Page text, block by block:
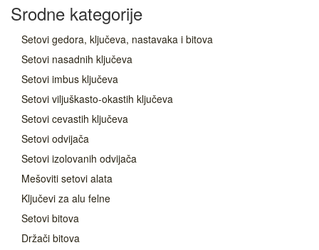
Srodne kategorije
Setovi gedora, ključeva, nastavaka i bitova
Setovi nasadnih ključeva
Setovi imbus ključeva
Setovi viljuškasto-okastih ključeva
Setovi cevastih ključeva
Setovi odvijača
Setovi izolovanih odvijača
Mešoviti setovi alata
Ključevi za alu felne
Setovi bitova
Držači bitova